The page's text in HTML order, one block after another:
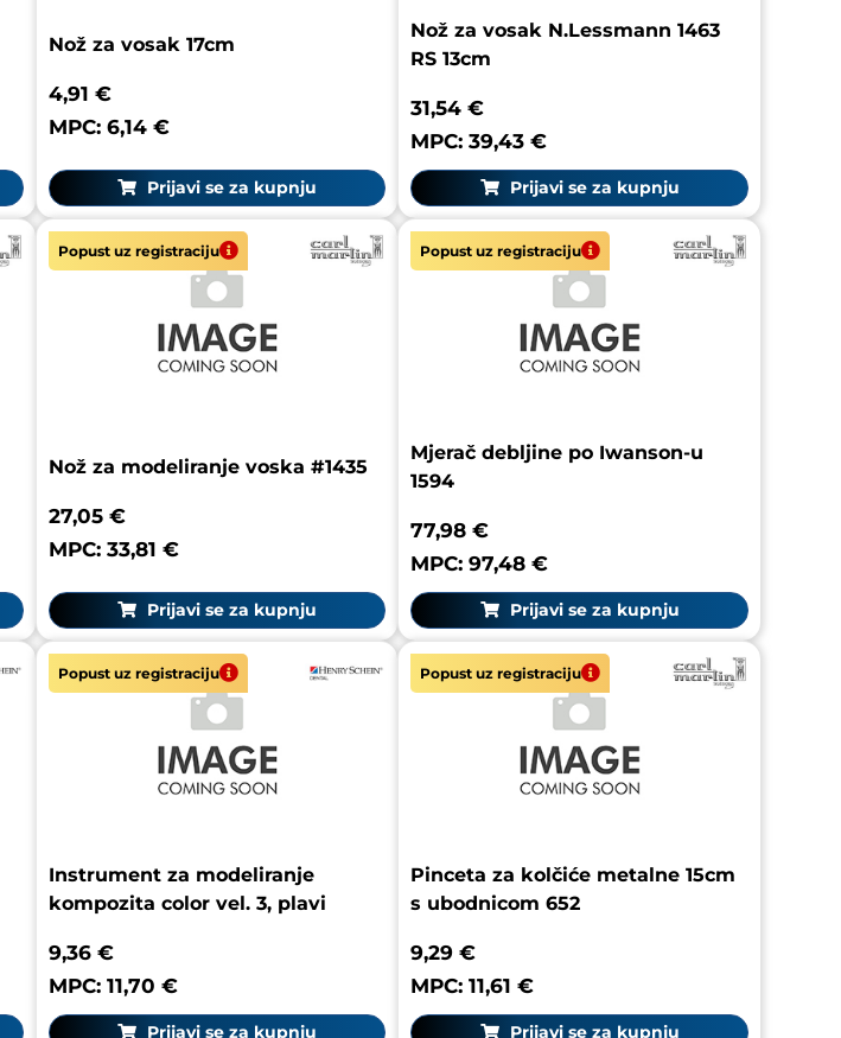
Nož za vosak 17cm
4,91 €
MPC: 6,14 €
Prijavi se za kupnju
Nož za vosak N.Lessmann 1463
RS 13cm
31,54 €
MPC: 39,43 €
Prijavi se za kupnju
Popust uz registraciju
Nož za modeliranje voska #1435
27,05 €
MPC: 33,81 €
Prijavi se za kupnju
Popust uz registraciju
Mjerač debljine po Iwanson-u
1594
77,98 €
MPC: 97,48 €
Prijavi se za kupnju
Popust uz registraciju
Instrument za modeliranje
kompozita color vel. 3, plavi
9,36 €
MPC: 11,70 €
Prijavi se za kupnju
Popust uz registraciju
Pinceta za kolčiće metalne 15cm
s ubodnicom 652
9,29 €
MPC: 11,61 €
Prijavi se za kupnju